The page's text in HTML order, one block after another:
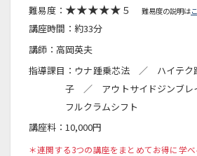
難易度： ★★★★★ ５ 難易度の説明は
講座時間：約33分
講師：高岡英夫
指導課目：ウナ踵乗芯法 ／ ハイテ
子 ／ アウトサイドジンブ
フルクラムシフト
講座料：10,000円
＊連関する3つの講座をまとめてお得に学